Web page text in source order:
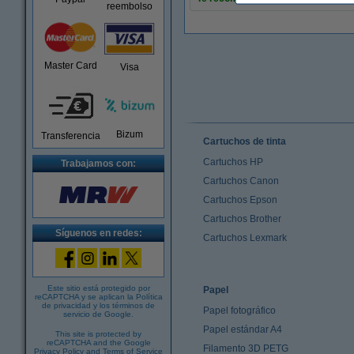
reembolso
Master Card Visa
Transferencia Bizum
Trabajamos con:
Síguenos en redes:
Este sitio está protegido por
reCAPTCHA y se aplican la Política
de privacidad y los términos de
servicio de Google
This site is protected by
reCAPTCHA and the Google
Privacy Policy and Terms of Service
Cartuchos de tinta
Cartuchos HP
Cartuchos Canon
Cartuchos Epson
Cartuchos Brother
Cartuchos Lexmark
Papel
Papel fotográfico
Papel estándar A4
Filamento 3D PETG